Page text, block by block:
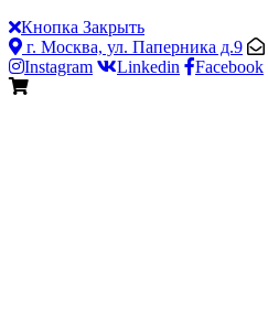
Кнопка Закрыть
г. Москва, ул. Паперника д.9
Instagram
Linkedin Facebook